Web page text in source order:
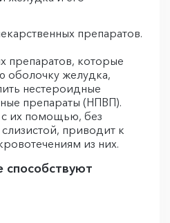
препаратов.
препаратов, которые
оболочку желудка,
нестероидные
препараты (НПВП).
их помощью, без
приводит к
из них.